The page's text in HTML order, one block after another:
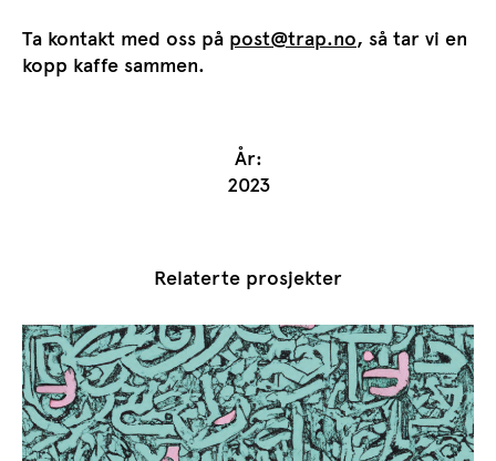
Ta kontakt med oss på post@trap.no, så tar vi en
kopp kaffe sammen.
År:
2023
Relaterte prosjekter